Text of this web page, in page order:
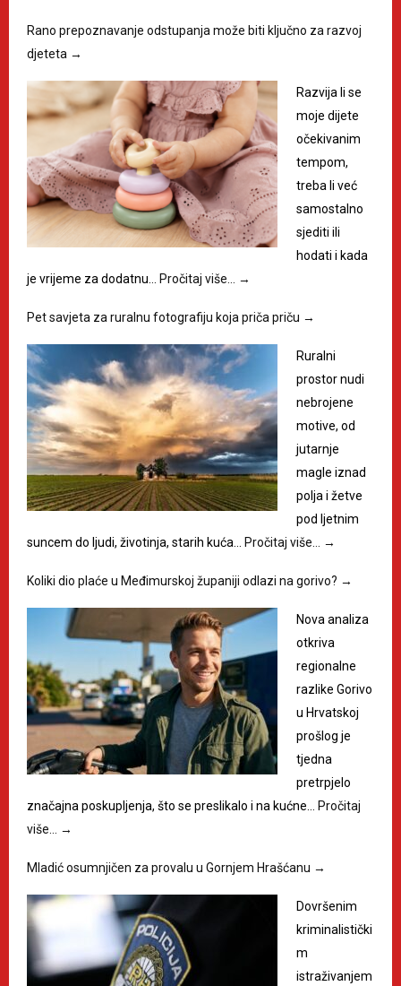
Rano prepoznavanje odstupanja može biti ključno za razvoj
djeteta →
Razvija li se
moje dijete
očekivanim
tempom,
treba li već
samostalno
sjediti ili
hodati i kada
je vrijeme za dodatnu…
Pročitaj više… →
Pet savjeta za ruralnu fotografiju koja priča priču →
Ruralni
prostor nudi
nebrojene
motive, od
jutarnje
magle iznad
polja i žetve
pod ljetnim
suncem do ljudi, životinja, starih kuća…
Pročitaj više… →
Koliki dio plaće u Međimurskoj županiji odlazi na gorivo? →
Nova analiza
otkriva
regionalne
razlike Gorivo
u Hrvatskoj
prošlog je
tjedna
pretrpjelo
značajna poskupljenja, što se preslikalo i na kućne…
Pročitaj
više…
→
Mladić osumnjičen za provalu u Gornjem Hrašćanu →
Dovršenim
kriminalistički
m
istraživanjem